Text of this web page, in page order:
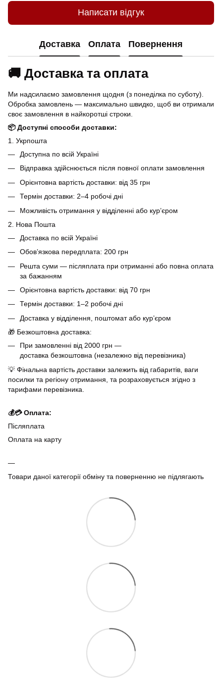
Написати відгук
Доставка Оплата Повернення
🚚 Доставка та оплата
Ми надсилаємо замовлення щодня (з понеділка по суботу).
Обробка замовлень — максимально швидко, щоб ви отримали
своє замовлення в найкоротші строки.
📦 Доступні способи доставки:
1. Укрпошта
Доступна по всій Україні
Відправка здійснюється після повної оплати замовлення
Орієнтовна вартість доставки: від 35 грн
Термін доставки: 2–4 робочі дні
Можливість отримання у відділенні або кур’єром
2. Нова Пошта
Доставка по всій Україні
Обов’язкова передплата: 200 грн
Решта суми — післяплата при отриманні або повна оплата
за бажанням
Орієнтовна вартість доставки: від 70 грн
Термін доставки: 1–2 робочі дні
Доставка у відділення, поштомат або кур’єром
🎁 Безкоштовна доставка:
При замовленні від 2000 грн —
доставка безкоштовна (незалежно від перевізника)
💡 Фінальна вартість доставки залежить від габаритів, ваги
посилки та регіону отримання, та розраховується згідно з
тарифами перевізника.
💰💳 Оплата:
Післяплата
Оплата на карту
Товари даної категорії обміну та поверненню не підлягають